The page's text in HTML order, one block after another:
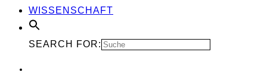
WIS­SEN­SCHAFT
SEARCH FOR: